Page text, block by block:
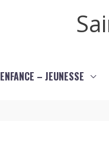
ENFANCE – JEUNESSE